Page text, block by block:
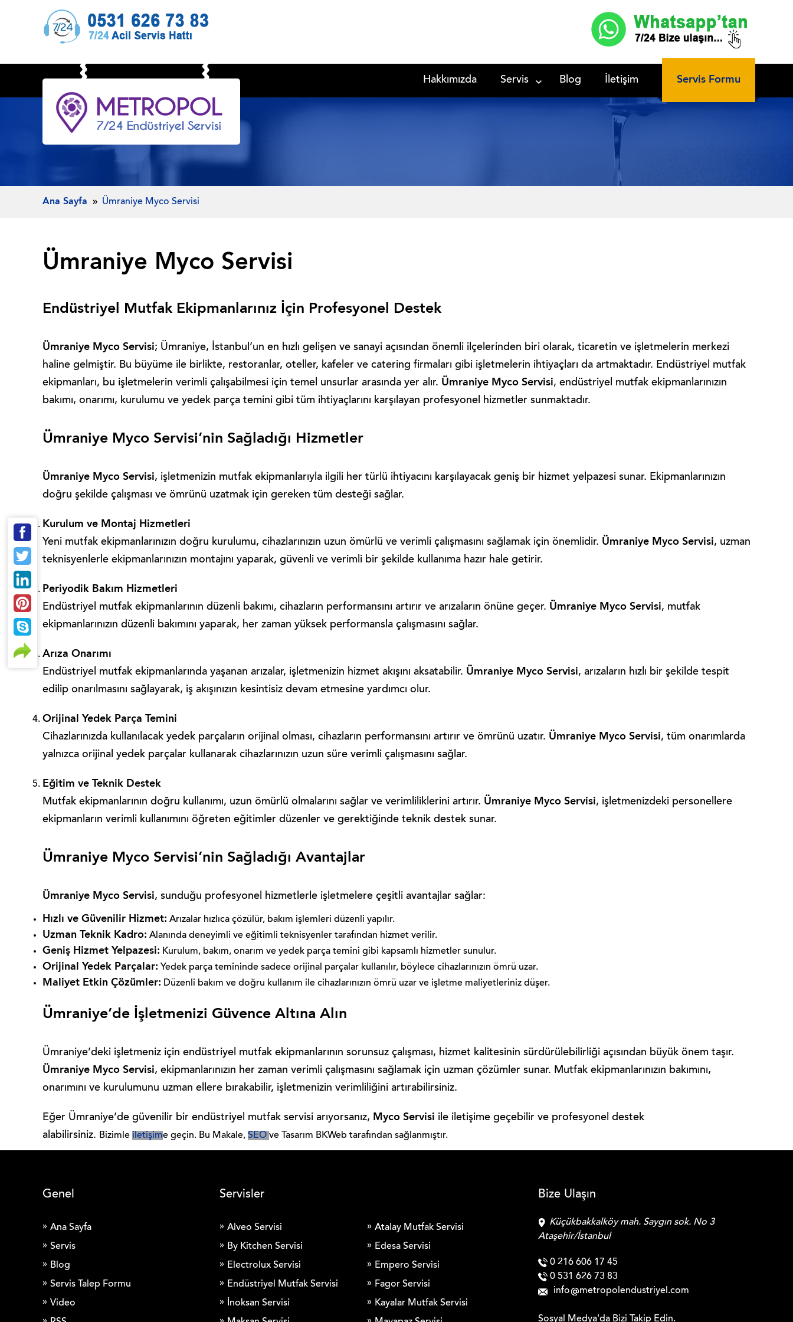
Hakkımızda Servis Blog İletişim Servis Formu
Ana Sayfa Ümraniye Myco Servisi
Ümraniye Myco Servisi
Endüstriyel Mutfak Ekipmanlarınız İçin Profesyonel Destek
Ümraniye Myco Servisi; Ümraniye, İstanbul’un en hızlı gelişen ve sanayi açısından önemli ilçelerinden biri olarak, ticaretin ve işletmelerin merkezi
haline gelmiştir. Bu büyüme ile birlikte, restoranlar, oteller, kafeler ve catering firmaları gibi işletmelerin ihtiyaçları da artmaktadır. Endüstriyel mutfak
ekipmanları, bu işletmelerin verimli çalışabilmesi için temel unsurlar arasında yer alır. Ümraniye Myco Servisi, endüstriyel mutfak ekipmanlarınızın
bakımı, onarımı, kurulumu ve yedek parça temini gibi tüm ihtiyaçlarını karşılayan profesyonel hizmetler sunmaktadır.
Ümraniye Myco Servisi’nin Sağladığı Hizmetler
Ümraniye Myco Servisi, işletmenizin mutfak ekipmanlarıyla ilgili her türlü ihtiyacını karşılayacak geniş bir hizmet yelpazesi sunar. Ekipmanlarınızın
doğru şekilde çalışması ve ömrünü uzatmak için gereken tüm desteği sağlar.
Kurulum ve Montaj Hizmetleri
Yeni mutfak ekipmanlarınızın doğru kurulumu, cihazlarınızın uzun ömürlü ve verimli çalışmasını sağlamak için önemlidir. Ümraniye Myco Servisi, uzman
teknisyenlerle ekipmanlarınızın montajını yaparak, güvenli ve verimli bir şekilde kullanıma hazır hale getirir.
Periyodik Bakım Hizmetleri
Endüstriyel mutfak ekipmanlarının düzenli bakımı, cihazların performansını artırır ve arızaların önüne geçer. Ümraniye Myco Servisi, mutfak
ekipmanlarınızın düzenli bakımını yaparak, her zaman yüksek performansla çalışmasını sağlar.
Arıza Onarımı
Endüstriyel mutfak ekipmanlarında yaşanan arızalar, işletmenizin hizmet akışını aksatabilir. Ümraniye Myco Servisi, arızaların hızlı bir şekilde tespit
edilip onarılmasını sağlayarak, iş akışınızın kesintisiz devam etmesine yardımcı olur.
Orijinal Yedek Parça Temini
Cihazlarınızda kullanılacak yedek parçaların orijinal olması, cihazların performansını artırır ve ömrünü uzatır. Ümraniye Myco Servisi, tüm onarımlarda
yalnızca orijinal yedek parçalar kullanarak cihazlarınızın uzun süre verimli çalışmasını sağlar.
Eğitim ve Teknik Destek
Mutfak ekipmanlarının doğru kullanımı, uzun ömürlü olmalarını sağlar ve verimliliklerini artırır. Ümraniye Myco Servisi, işletmenizdeki personellere
ekipmanların verimli kullanımını öğreten eğitimler düzenler ve gerektiğinde teknik destek sunar.
Ümraniye Myco Servisi’nin Sağladığı Avantajlar
Ümraniye Myco Servisi, sunduğu profesyonel hizmetlerle işletmelere çeşitli avantajlar sağlar:
Hızlı ve Güvenilir Hizmet: Arızalar hızlıca çözülür, bakım işlemleri düzenli yapılır.
Uzman Teknik Kadro: Alanında deneyimli ve eğitimli teknisyenler tarafından hizmet verilir.
Geniş Hizmet Yelpazesi: Kurulum, bakım, onarım ve yedek parça temini gibi kapsamlı hizmetler sunulur.
Orijinal Yedek Parçalar: Yedek parça temininde sadece orijinal parçalar kullanılır, böylece cihazlarınızın ömrü uzar.
Maliyet Etkin Çözümler: Düzenli bakım ve doğru kullanım ile cihazlarınızın ömrü uzar ve işletme maliyetleriniz düşer.
Ümraniye’de İşletmenizi Güvence Altına Alın
Ümraniye’deki işletmeniz için endüstriyel mutfak ekipmanlarının sorunsuz çalışması, hizmet kalitesinin sürdürülebilirliği açısından büyük önem taşır.
Ümraniye Myco Servisi, ekipmanlarınızın her zaman verimli çalışmasını sağlamak için uzman çözümler sunar. Mutfak ekipmanlarınızın bakımını,
onarımını ve kurulumunu uzman ellere bırakabilir, işletmenizin verimliliğini artırabilirsiniz.
Eğer Ümraniye’de güvenilir bir endüstriyel mutfak servisi arıyorsanız, Myco Servisi ile iletişime geçebilir ve profesyonel destek
alabilirsiniz. Bizimle iletişime geçin. Bu Makale, SEO ve Tasarım BKWeb tarafından sağlanmıştır.
Genel
Ana Sayfa
Servis
Blog
Servis Talep Formu
Video
Servisler
Alveo Servisi
Atalay Mutfak Servisi
By Kitchen Servisi
Edesa Servisi
Electrolux Servisi
Empero Servisi
Endüstriyel Mutfak Servisi
Fagor Servisi
İnoksan Servisi
Kayalar Mutfak Servisi
Bize Ulaşın
Küçükbakkalköy mah. Saygın sok. No 3
Ataşehir/İstanbul
0 216 606 17 45
0 531 626 73 83
info
metropolendustriyel.com
Sosyal Medya'da Bizi Takip Edin.